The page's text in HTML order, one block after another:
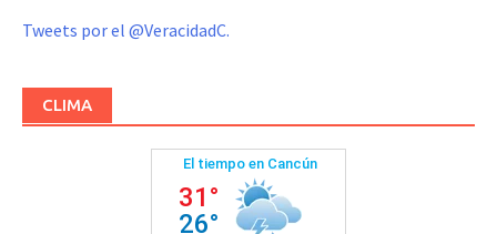
Tweets por el @VeracidadC.
CLIMA